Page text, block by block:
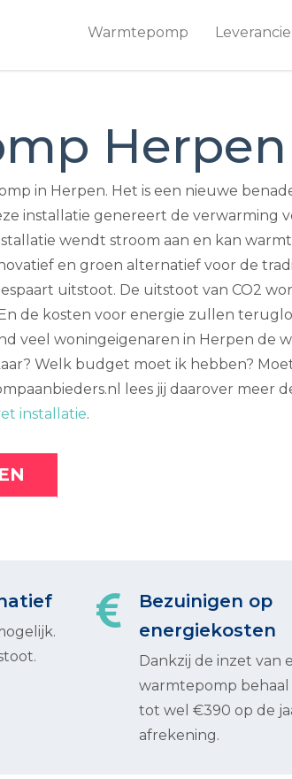
Warmtepomp
Herpen
in Herpen. Het is een nieuwe
installatie genereert de verwarming
wendt stroom aan en kan
en groen alternatief voor de
uitstoot. De uitstoot van CO2
de kosten voor energie zullen
veel woningeigenaren in Herpen de
Welk budget moet ik hebben?
lees jij daarover meer
installatie.
Bezuinigen op
energiekosten
Dankzij de inzet van
warmtepomp behaal
tot wel €390 op de
afrekening.